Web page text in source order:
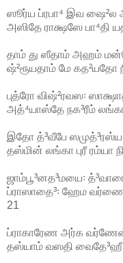
ஸூர்ய ப்ரபா⁴ இவ ஷை²ல
அஸிதே ராக்ஷஸே பா⁴தி
தாம் து ஸீதாம் அஹம்
ஷ்²ரூயதாம் மே கத²யதோ
புத்ரோ விஷ்²ரவஸ꞉
அத்⁴யாஸ்தே நக³ரீம்
இதோ த்³வீபே
தஸ்மின் லங்கா புரீ ரம்யா
ஜாம்பூ³னத³மயை꞉
ப்ராஸாதை³꞉ ஹேம
21
ப்ராகாரேண அர்க
தஸ்யாம் வஸதி வைதே³ஹீ